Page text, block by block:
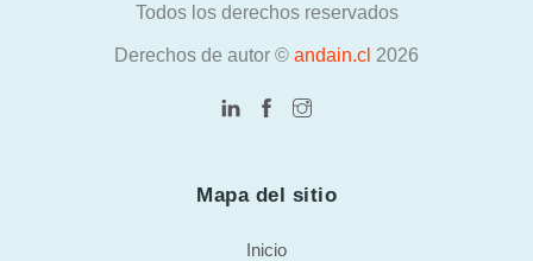
Todos los derechos reservados
Derechos de autor © andain.cl 2026
Mapa del sitio
Inicio